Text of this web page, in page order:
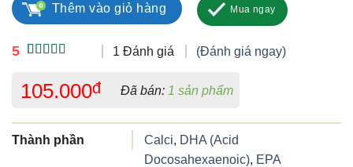
5
đánh giá
1 Đánh giá (Đánh giá ngay)
105.000đ Đã bán: 1 sản phẩm
Thành phần Calci, DHA (Acid
Docosahexaenoic), EPA
Thêm vào giỏ hàng Mua ngay